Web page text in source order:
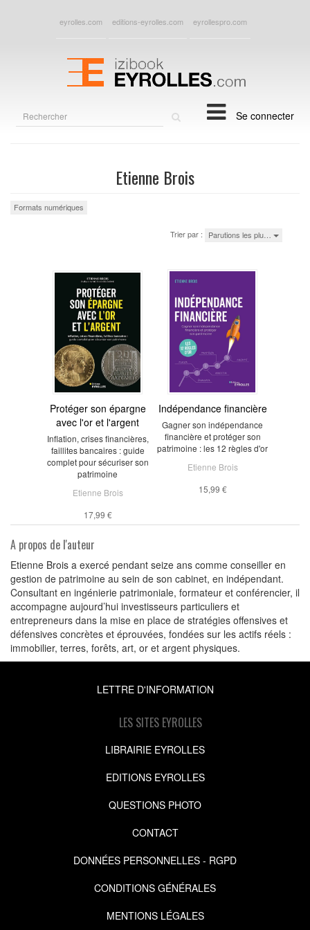
eyrolles.com editions-eyrolles.com eyrollespro.com
Se connecter
Etienne Brois
Formats numériques
Trier par : Parutions les plu…
Protéger son épargne
avec l'or et l'argent
Inflation, crises financières,
faillites bancaires : guide
complet pour sécuriser son
patrimoine
Etienne Brois
17,99 €
Indépendance financière
Gagner son indépendance
financière et protéger son
patrimoine : les 12 règles d'or
Etienne Brois
15,99 €
A propos de l'auteur
Etienne Brois a exercé pendant seize ans comme conseiller en
gestion de patrimoine au sein de son cabinet, en indépendant.
Consultant en ingénierie patrimoniale, formateur et conférencier, il
accompagne aujourd’hui investisseurs particuliers et
entrepreneurs dans la mise en place de stratégies offensives et
défensives concrètes et éprouvées, fondées sur les actifs réels :
immobilier, terres, forêts, art, or et argent physiques.
LETTRE D'INFORMATION
LES SITES EYROLLES
LIBRAIRIE EYROLLES
EDITIONS EYROLLES
QUESTIONS PHOTO
CONTACT
DONNÉES PERSONNELLES - RGPD
CONDITIONS GÉNÉRALES
MENTIONS LÉGALES